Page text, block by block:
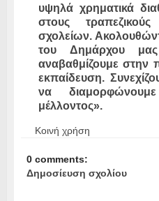
υψηλά χρηματικά
στους
σχολείων.
του Δημάρχου
αναβαθμίζουμε στην
εκπαίδευση.
να
μέλλοντος».
Κοινή χρήση
0 comments:
Δημοσίευση σχολίου